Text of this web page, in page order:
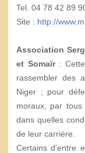
Tel. 04 78 42 89
Site : http://
Association
et Somaïr: Cette
rassembler des
Niger ; pour
moraux, par
dans quelles
de leur carrière.
Certains d'entre